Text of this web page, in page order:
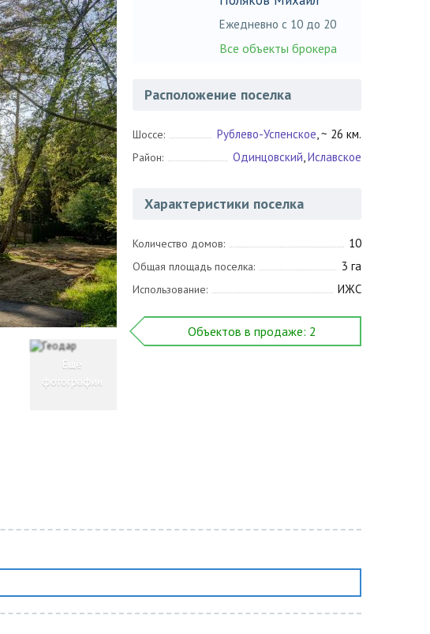
Ежедневно с 10 до 20
Все объекты брокера
Расположение поселка
Шоссе: Рублево-Успенское, ~ 26 км.
Район: Одинцовский,Иславское
Характеристики поселка
Количество домов: 10
Общая площадь поселка: 3 га
Использование: ИЖС
Объектов в продаже: 2